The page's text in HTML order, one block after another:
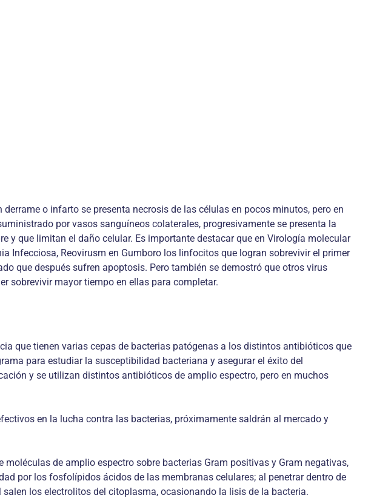
o infarto se presenta necrosis de las células en pocos minutos, pero en
por vasos sanguíneos colaterales, progresivamente se presenta la
y que limitan el daño celular. Es importante destacar que en Virología molecular
Infecciosa, Reovirusm en Gumboro los linfocitos que logran sobrevivir el primer
que después sufren apoptosis. Pero también se demostró que otros virus
sobrevivir mayor tiempo en ellas para completar.
que tienen varias cepas de bacterias patógenas a los distintos antibióticos que
para estudiar la susceptibilidad bacteriana y asegurar el éxito del
y se utilizan distintos antibióticos de amplio espectro, pero en muchos
en la lucha contra las bacterias, próximamente saldrán al mercado y
de amplio espectro sobre bacterias Gram positivas y Gram negativas,
por los fosfolípidos ácidos de las membranas celulares; al penetrar dentro de
los electrolitos del citoplasma, ocasionando la lisis de la bacteria.